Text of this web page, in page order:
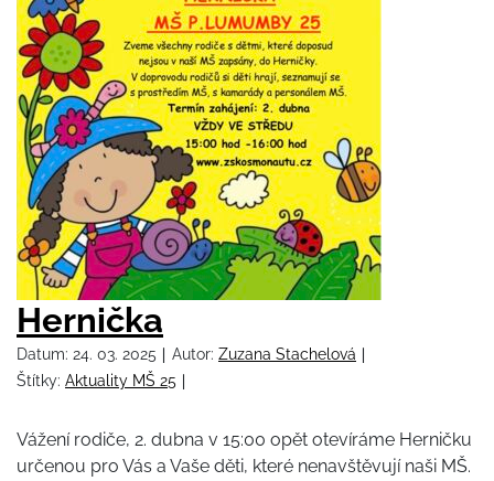
Hernička
Datum: 24. 03. 2025 Autor: Zuzana Stachelová
Štítky: Aktuality MŠ 25
Vážení rodiče, 2. dubna v 15:00 opět otevíráme Herničku
určenou pro Vás a Vaše děti, které nenavštěvují naši MŠ.